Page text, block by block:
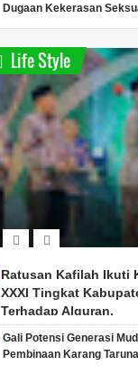
Dugaan Kekerasan
Life Style
Ratusan Kafilah Ikuti
XXXI Tingkat
Terhadap Alquran.
Gali Potensi Generasi
Pembinaan Karang